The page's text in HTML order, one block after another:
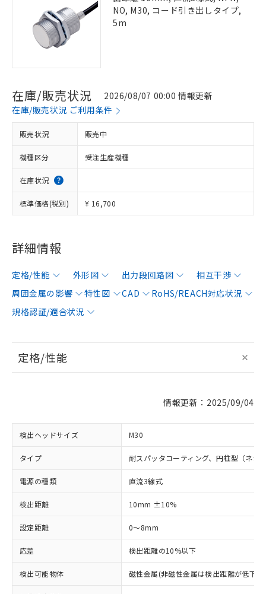
NO, M30, コード引き出しタイプ,
5m
在庫/販売状況
2026/08/07 00:00 情報更新
在庫/販売状況 ご利用条件
販売状況 販売中
機種区分 受注生産機種
在庫状況
標準価格(税別) ¥ 16,700
詳細情報
定格/性能 外形図 出力段回路図
相互干渉
周囲金属の影響
特性図 CAD
RoHS/REACH対応状況
規格認証/適合状況
定格/性能
情報更新：2025/09/04
検出ヘッドサイズ M30
タイプ 耐スパッタコーティング、円柱型（ネジ
電源の種類 直流3線式
検出距離 10mm ±10%
設定距離 0～8mm
応差 検出距離の10%以下
検出可能物体 磁性金属(非磁性金属は検出距離が低下し